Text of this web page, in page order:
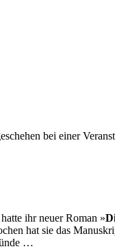
bei einer
ihr neuer Roman »
hat sie das
…